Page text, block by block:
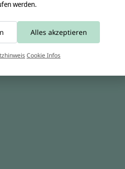
werden.
Alles akzeptieren
Cookie Infos